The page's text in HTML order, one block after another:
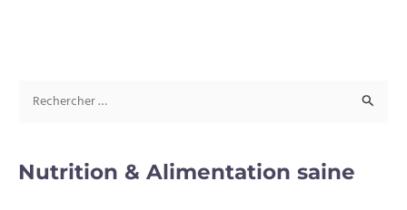
h
Nutrition & Alimentation saine